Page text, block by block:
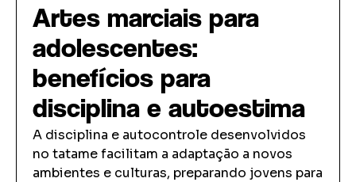
Artes marciais para
adolescentes:
benefícios para
disciplina e autoestima
A disciplina e autocontrole desenvolvidos
no tatame facilitam a adaptação a novos
ambientes e culturas, preparando jovens para